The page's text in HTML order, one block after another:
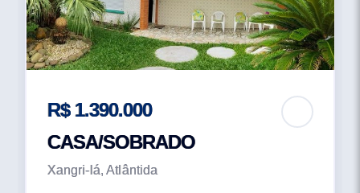
R$ 1.390.000
CASA/SOBRADO
Xangri-lá, Atlântida